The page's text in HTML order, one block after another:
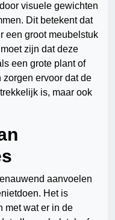
visuele gewichten
Dit betekent dat
een groot meubelstuk
zijn dat deze
een grote plant of
ervoor dat de
is, maar ook
aanvoelen
Het is
met wat er in de